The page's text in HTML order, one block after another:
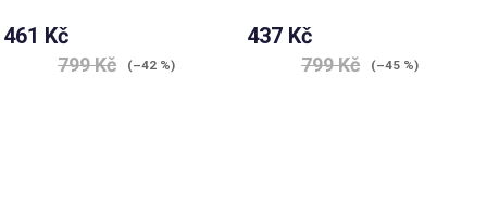
461 Kč
799 Kč (–42 %)
437 Kč
799 Kč (–45 %)